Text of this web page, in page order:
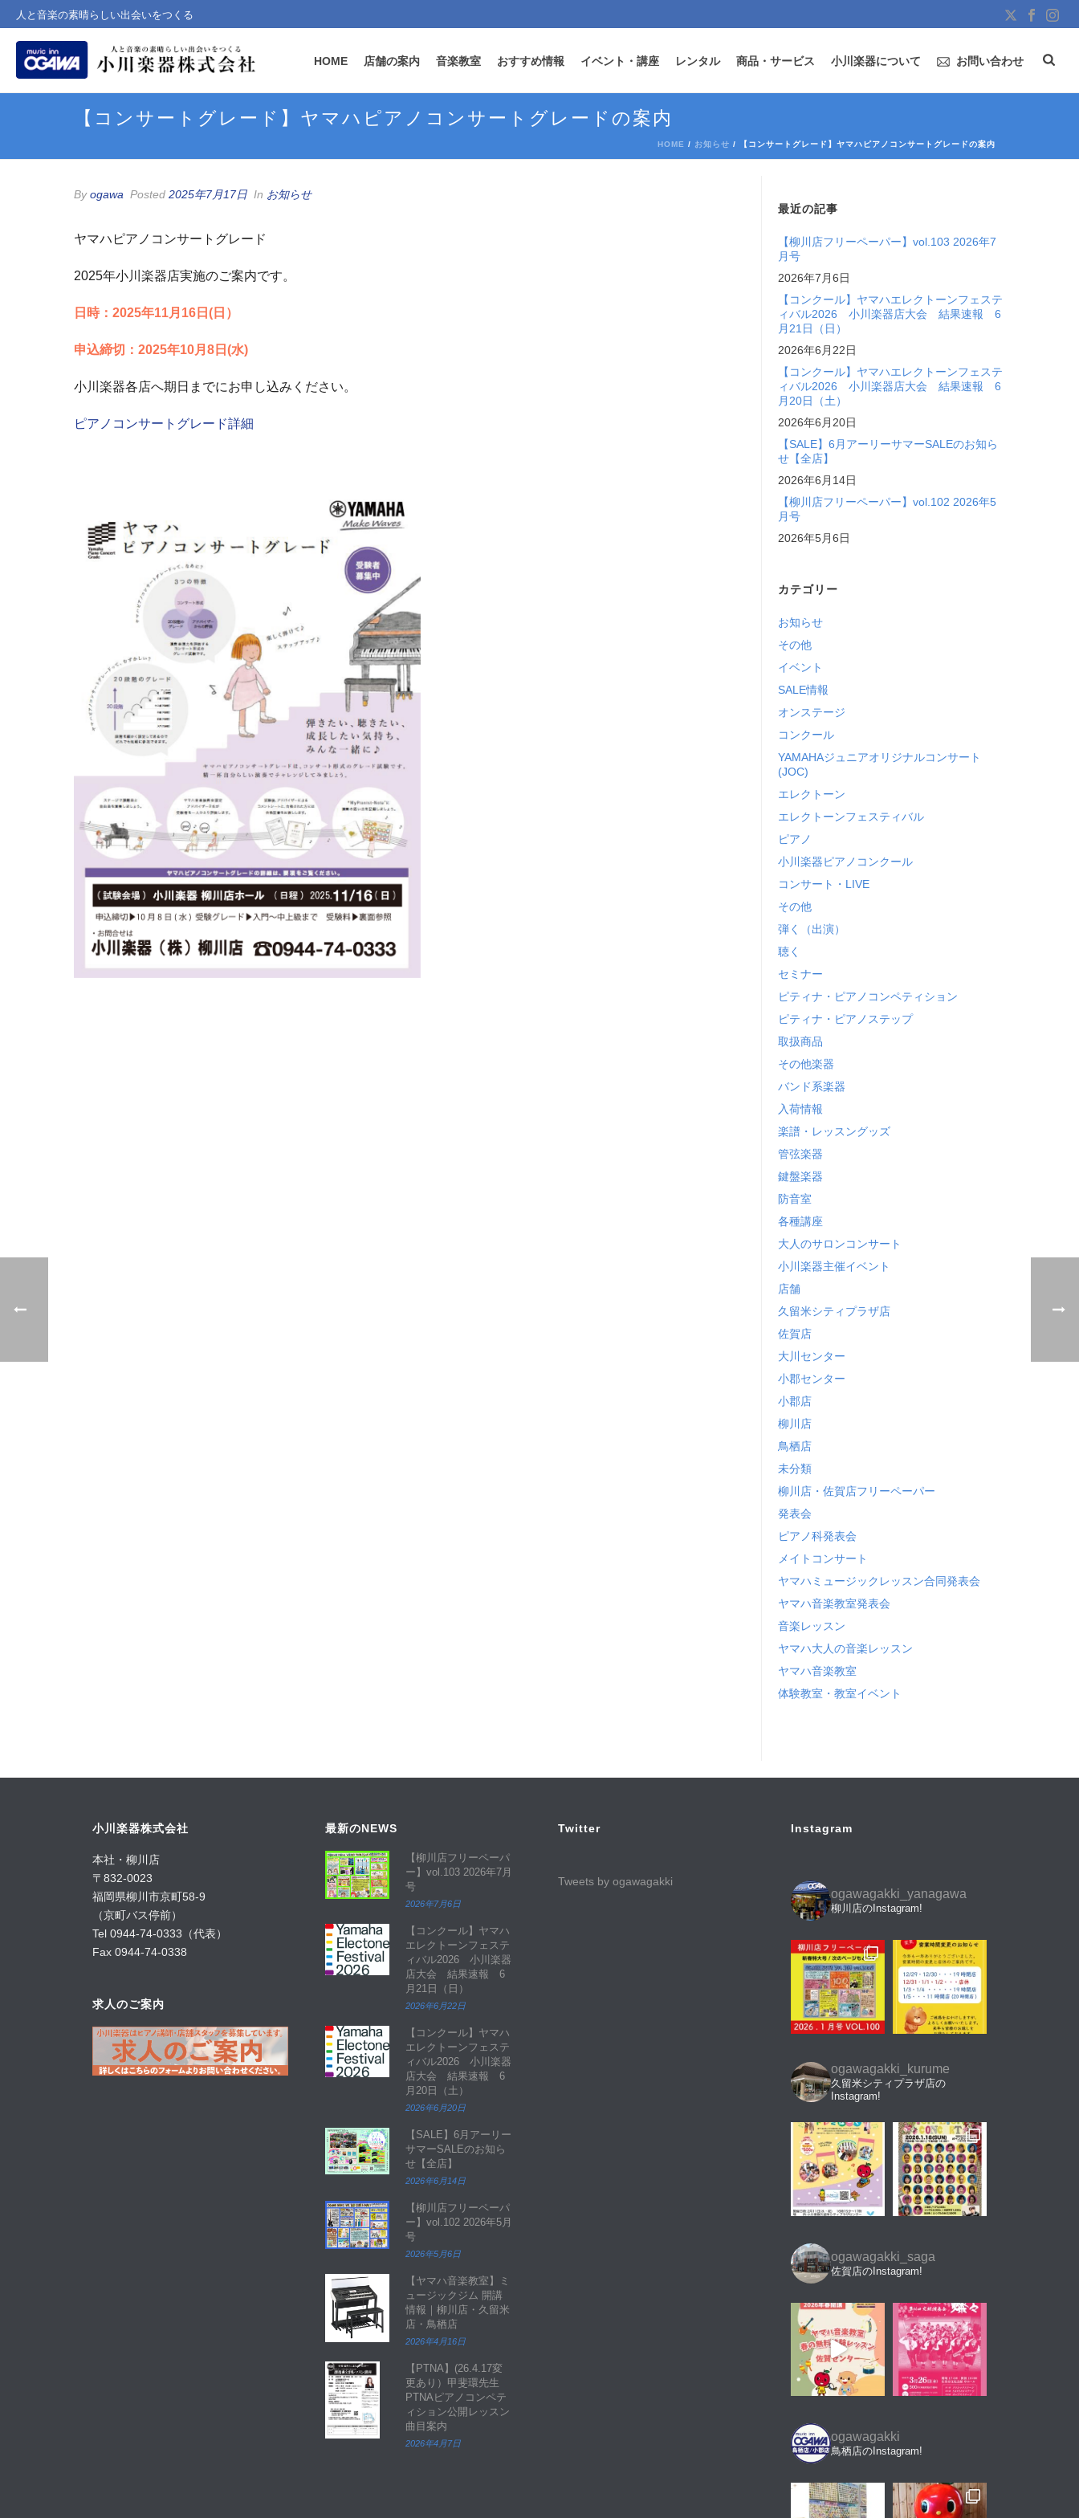
人と音楽の素晴らしい出会いをつくる
HOME 店舗の案内 音楽教室 おすすめ情報 イベント・講座 レンタル 商品・サービス 小川楽器について お問い合わせ
【コンサートグレード】ヤマハピアノコンサートグレードの案内
HOME / お知らせ / 【コンサートグレード】ヤマハピアノコンサートグレードの案内
Byogawa Posted 2025年7月17日 In お知らせ
ヤマハピアノコンサートグレード
2025年小川楽器店実施のご案内です。
日時：2025年11月16日(日）
申込締切：2025年10月8日(水)
小川楽器各店へ期日までにお申し込みください。
ピアノコンサートグレード詳細
最近の記事
【柳川店フリーペーパー】vol.103 2026年7
月号
2026年7月6日
【コンクール】ヤマハエレクトーンフェステ
ィバル2026 小川楽器店大会 結果速報 6
月21日（日）
2026年6月22日
【コンクール】ヤマハエレクトーンフェステ
ィバル2026 小川楽器店大会 結果速報 6
月20日（土）
2026年6月20日
【SALE】6月アーリーサマーSALEのお知ら
せ【全店】
2026年6月14日
【柳川店フリーペーパー】vol.102 2026年5
月号
2026年5月6日
カテゴリー
お知らせ
その他
イベント
SALE情報
オンステージ
コンクール
YAMAHAジュニアオリジナルコンサート
(JOC)
エレクトーン
エレクトーンフェスティバル
ピアノ
小川楽器ピアノコンクール
コンサート・LIVE
その他
弾く（出演）
聴く
セミナー
ピティナ・ピアノコンペティション
ピティナ・ピアノステップ
取扱商品
その他楽器
バンド系楽器
入荷情報
楽譜・レッスングッズ
管弦楽器
鍵盤楽器
防音室
各種講座
大人のサロンコンサート
小川楽器主催イベント
店舗
久留米シティプラザ店
佐賀店
大川センター
小郡センター
小郡店
柳川店
鳥栖店
未分類
柳川店・佐賀店フリーペーパー
発表会
ピアノ科発表会
メイトコンサート
ヤマハミュージックレッスン合同発表会
ヤマハ音楽教室発表会
音楽レッスン
ヤマハ大人の音楽レッスン
ヤマハ音楽教室
体験教室・教室イベント
小川楽器株式会社
本社・柳川店
〒832-0023
福岡県柳川市京町58-9
（京町バス停前）
Tel 0944-74-0333（代表）
Fax 0944-74-0338
求人のご案内
最新のNEWS
【柳川店フリーペーパ
ー】vol.103 2026年7月
号
2026年7月6日
【コンクール】ヤマハ
エレクトーンフェステ
ィバル2026 小川楽器
店大会 結果速報 6
月21日（日）
2026年6月22日
【コンクール】ヤマハ
エレクトーンフェステ
ィバル2026 小川楽器
店大会 結果速報 6
月20日（土）
2026年6月20日
【SALE】6月アーリー
サマーSALEのお知ら
せ【全店】
2026年6月14日
【柳川店フリーペーパ
ー】vol.102 2026年5月
号
2026年5月6日
【ヤマハ音楽教室】ミ
ュージックジム 開講
情報｜柳川店・久留米
店・鳥栖店
2026年4月16日
【PTNA】(26.4.17変
更あり）甲斐環先生
PTNAピアノコンペテ
ィション公開レッスン
曲目案内
2026年4月7日
Twitter
Tweets by ogawagakki
Instagram
ogawagakki_yanagawa
柳川店のInstagram!
ogawagakki_kurume
久留米シティプラザ店の
Instagram!
ogawagakki_saga
佐賀店のInstagram!
ogawagakki
鳥栖店のInstagram!